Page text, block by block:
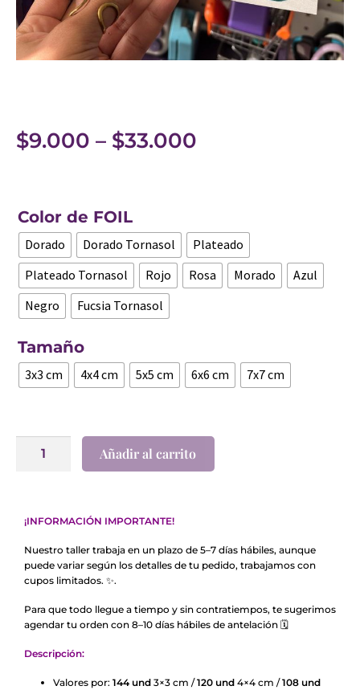
$9.000 – $33.000
Color de FOIL
Dorado Dorado Tornasol
Plateado
Plateado Tornasol
Rojo Rosa Morado
Azul
Negro
Fucsia Tornasol
Tamaño
3x3 cm 4x4 cm 5x5 cm 6x6 cm 7x7 cm
Añadir al carrito
¡INFORMACIÓN IMPORTANTE!
Nuestro taller trabaja en un plazo de 5–7 días hábiles, aunque
puede variar según los detalles de tu pedido, trabajamos con
cupos limitados. ✨.
Para que todo llegue a tiempo y sin contratiempos, te sugerimos
agendar tu orden con 8–10 días hábiles de antelación 🗓️
Descripción:
Valores por: 144 und 3×3 cm /120 und 4×4 cm /108 und